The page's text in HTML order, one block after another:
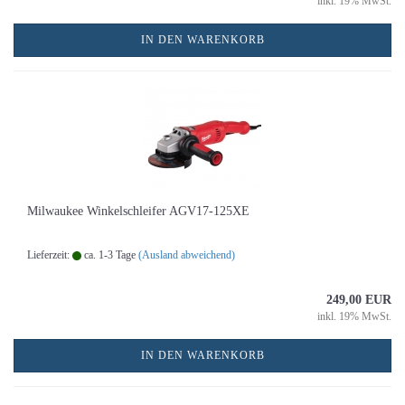
IN DEN WARENKORB
Milwaukee Winkelschleifer AGV17-125XE
Lieferzeit: ca. 1-3 Tage (Ausland abweichend)
249,00 EUR
inkl. 19% MwSt.
IN DEN WARENKORB